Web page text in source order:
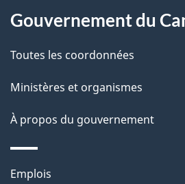
l
a
g
e
Gouvernement du
Toutes les coordonnées
Ministères et organismes
À propos du gouvernement
Thèmes
Emplois